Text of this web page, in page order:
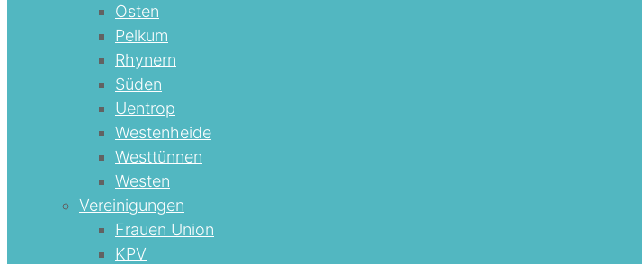
Osten
Pelkum
Rhynern
Süden
Uentrop
Westenheide
Westtünnen
Westen
Vereinigungen
Frauen Union
KPV